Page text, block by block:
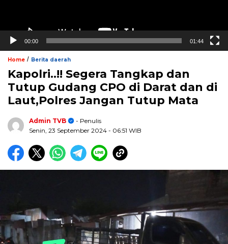
00:00 01:44
Home / Berita daerah
Kapolri..!! Segera Tangkap dan
Tutup Gudang CPO di Darat dan di
Laut,Polres Jangan Tutup Mata
Admin TVB
- Penulis
Senin, 23 September 2024 - 06:51 WIB